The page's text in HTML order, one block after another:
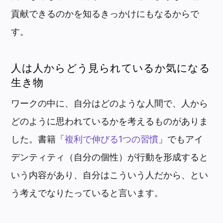
貢献できるのかを知るきっかけにもなるからで
す。
人は人からどう見られているか気になる
生き物
ワークの中に、自分はどのような人間で、人から
どのように思われているかを考えるものがありま
した。書籍「複利で伸びる1つの習慣 」でもアイ
デンティティ（自分の個性）が行動を形成すると
いう内容があり、自分はこういう人だから、とい
う考えでなりたっていると言います。